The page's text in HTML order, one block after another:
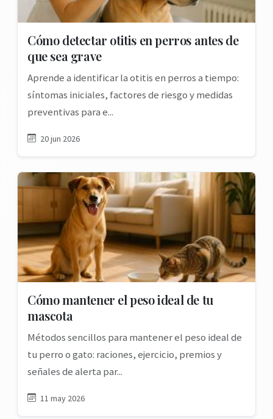
Cómo detectar otitis en perros antes de
que sea grave
Aprende a identificar la otitis en perros a tiempo:
síntomas iniciales, factores de riesgo y medidas
preventivas para e...
20 jun 2026
Cómo mantener el peso ideal de tu
mascota
Métodos sencillos para mantener el peso ideal de
tu perro o gato: raciones, ejercicio, premios y
señales de alerta par...
11 may 2026